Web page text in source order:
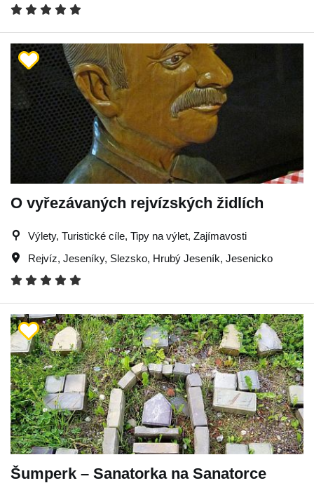
O vyřezávaných rejvízských židlích
Výlety, Turistické cíle, Tipy na výlet, Zajímavosti
Rejvíz, Jeseníky, Slezsko, Hrubý Jeseník, Jesenicko
Šumperk – Sanatorka na Sanatorce